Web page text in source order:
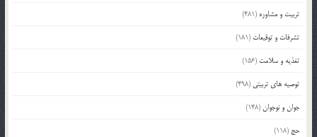
تربیت و مشاوره (481)
تشرفات و توقیعات (181)
تغذیه و سلامت (156)
توصیه های تربیتی (498)
جوان و نوجوان(148)
حج (118)